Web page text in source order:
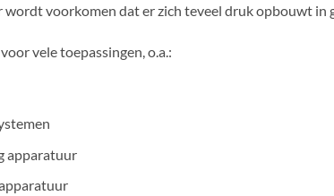
voorkomen dat er zich teveel druk opbouwt in
vele toepassingen, o.a.:
apparatuur